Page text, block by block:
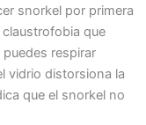
snorkel por primera
que
respirar
vidrio distorsiona la
que el snorkel no